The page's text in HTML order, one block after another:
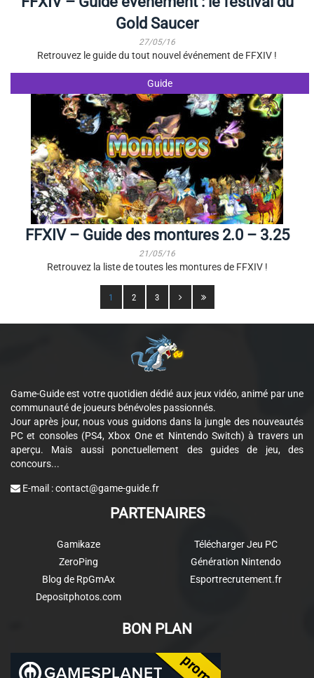
Gold Saucer
27/05/16
Retrouvez le guide du tout nouvel événement de FFXIV !
Guide
FFXIV – Guide des montures 2.0 – 3.25
21/05/16
Retrouvez la liste de toutes les montures de FFXIV !
1 2 3
Game-Guide est votre quotidien dédié aux jeux vidéo, animé par une
communauté de joueurs bénévoles passionnés.
Jour après jour, nous vous guidons dans la jungle des nouveautés
PC et consoles (PS4, Xbox One et Nintendo Switch) à travers un
aperçu. Mais aussi ponctuellement des guides de jeu, des
concours...
E-mail :contact@game-guide.fr
PARTENAIRES
Gamikaze
ZeroPing
Blog de RpGmAx
Depositphotos.com
Télécharger Jeu PC
Génération Nintendo
Esportrecrutement.fr
BON PLAN